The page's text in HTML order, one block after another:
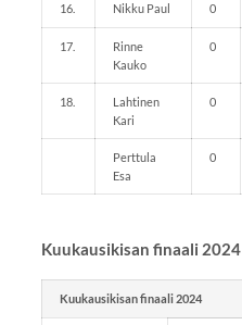
16. Nikku Paul 0
17.
Rinne
Kauko
0
18.
Lahtinen
Kari
0
Perttula
Esa
0
Kuukausikisan finaali 2024
Kuukausikisan finaali 2024